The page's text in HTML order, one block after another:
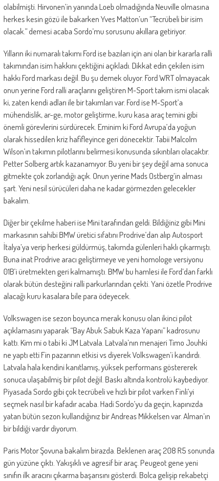
olabilmişti. Hirvonen’in yanında Loeb olmadığında Neuville olmasına
herkes kesin gözü ile bakarken Yves Matton’un “Tecrübeli bir isim
olacak.” demesi acaba Sordo’mu sorusunu akıllara getiriyor.
Yılların iki numaralı takımı Ford ise bazıları için ani olan bir kararla ralli
takımından isim hakkını çektiğini açıkladı. Dikkat edin çekilen isim
hakkı Ford markası değil. Bu şu demek oluyor. Ford WRT olmayacak
onun yerine Ford ralli araçlarını geliştiren M-Sport takım ismi olacak
ki, zaten kendi adları ile bir takımları var. Ford ise M-Sport’a
mühendislik, ar-ge, motor geliştirme, kuru kasa araç temini gibi
önemli görevlerini sürdürecek. Eminim ki Ford Avrupa’da yoğun
olarak hissedilen kriz hafifleyince geri dönecektir. Tabii Malcolm
Wilson’ın takımın pilotlarını belirmesi konusunda sıkıntıları olacaktır.
Petter Solberg artık kazanamıyor. Bu yeni bir şey değil ama sonuca
gitmekte çok zorlandığı açık. Onun yerine Mads Ostberg’in alması
şart. Yeni nesil sürücüleri daha ne kadar görmezden gelecekler
bakalım.
Diğer bir çekilme haberi ise Mini tarafından geldi. Bildiğiniz gibi Mini
markasının sahibi BMW üretici sıfatını Prodrive’dan alıp Autosport
İtalya’ya verip herkesi güldürmüş, takımda gülenleri haklı çıkarmıştı.
Buna inat Prodrive aracı geliştirmeye ve yeni homologe versiyonu
01B’i üretmekten geri kalmamıştı. BMW bu hamlesi ile Ford’dan farklı
olarak bütün desteğini ralli parkurlarından çekti. Yani özetle Prodrive
alacağı kuru kasalara bile para ödeyecek.
Volkswagen ise sezon boyunca merak konusu olan ikinci pilot
açıklamasını yaparak “Bay Abuk Sabuk Kaza Yapanı” kadrosunu
kattı. Kim mi o tabi ki JM Latvala. Latvala’nın menajeri Timo Jouhki
ne yaptı etti Fin pazarının etkisi vs diyerek Volkswagen’i kandırdı.
Latvala hala kendini kanıtlamış, yüksek performans göstererek
sonuca ulaşabilmiş bir pilot değil. Baskı altında kontrolü kaybediyor.
Piyasada Sordo gibi çok tecrübeli ve hızlı bir pilot varken Finli’yi
seçmek nasıl bir kafadır acaba. Hadi Sordo’yu da geçin, kapınızda
yatan bütün sezon kullandığınız bir Andreas Mikkelsen var. Alman’ın
bir bildiği vardır diyorum.
Paris Motor Şovuna bakalım birazda. Beklenen araç 208 R5 sonunda
gün yüzüne çıktı. Yakışıklı ve agresif bir araç. Peugeot gene yeni
sınıfın ilk aracını çıkarma başarısını gösterdi. Bolca gelişip rekabetçi